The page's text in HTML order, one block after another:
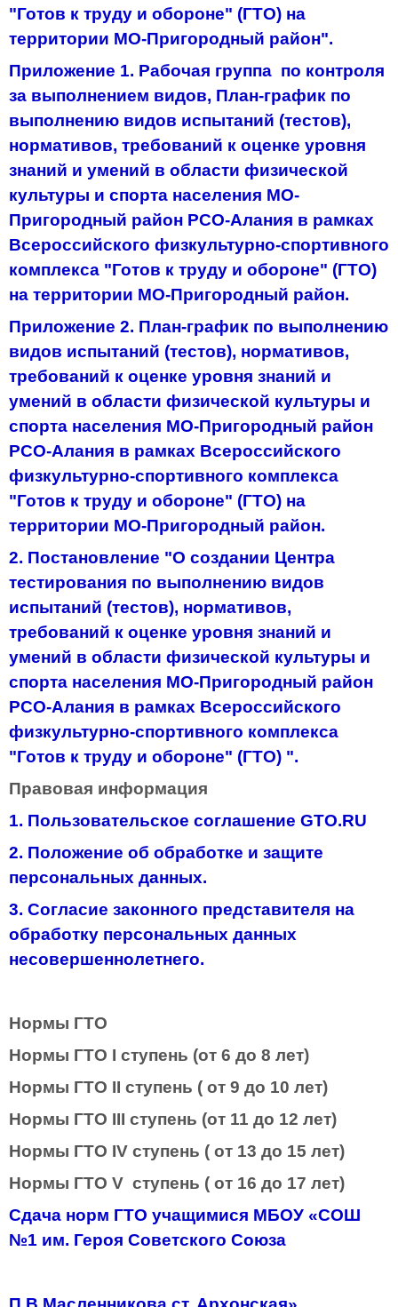
"Готов к труду и обороне" (ГТО) на
территории МО-Пригородный район".
Приложение 1. Рабочая группа по контроля
за выполнением видов, План-график по
выполнению видов испытаний (тестов),
нормативов, требований к оценке уровня
знаний и умений в области физической
культуры и спорта населения МО-
Пригородный район РСО-Алания в рамках
Всероссийского физкультурно-спортивного
комплекса "Готов к труду и обороне" (ГТО)
на территории МО-Пригородный район.
Приложение 2. План-график по выполнению
видов испытаний (тестов), нормативов,
требований к оценке уровня знаний и
умений в области физической культуры и
спорта населения МО-Пригородный район
РСО-Алания в рамках Всероссийского
физкультурно-спортивного комплекса
"Готов к труду и обороне" (ГТО) на
территории МО-Пригородный район.
2. Постановление "О создании Центра
тестирования по выполнению видов
испытаний (тестов), нормативов,
требований к оценке уровня знаний и
умений в области физической культуры и
спорта населения МО-Пригородный район
РСО-Алания в рамках Всероссийского
физкультурно-спортивного комплекса
"Готов к труду и обороне" (ГТО) ".
Правовая информация
1. Пользовательское соглашение GTO.RU
2. Положение об обработке и защите
персональных данных.
3. Согласие законного представителя на
обработку персональных данных
несовершеннолетнего.
Нормы ГТО
Нормы ГТО I ступень (от 6 до 8 лет)
Нормы ГТО II ступень ( от 9 до 10 лет)
Нормы ГТО III ступень (от 11 до 12 лет)
Нормы ГТО IV ступень ( от 13 до 15 лет)
Нормы ГТО V ступень ( от 16 до 17 лет)
Сдача норм ГТО учащимися МБОУ «СОШ
№1 им. Героя Советского Союза